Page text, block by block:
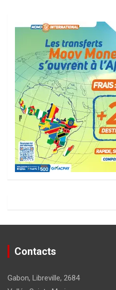
Contacts
Gabon, Libreville, 2684